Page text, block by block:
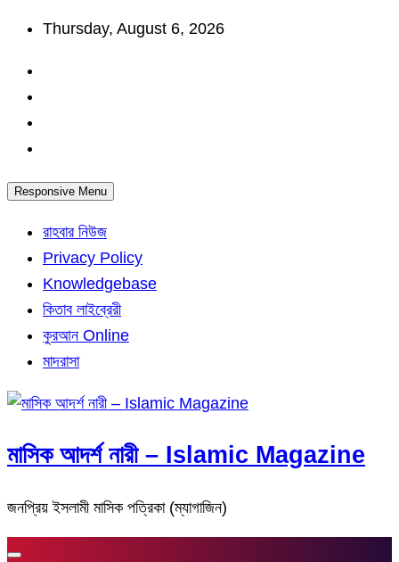
Skip
content
Thursday, August 6, 2026
Responsive Menu
রাহবার নিউজ
Privacy Policy
Knowledgebase
কিতাব লাইব্রেরী
কুরআন Online
মাদরাসা
মাসিক আদর্শ নারী – Islamic Magazine
জনপ্রিয় ইসলামী মাসিক পত্রিকা (ম্যাগাজিন)